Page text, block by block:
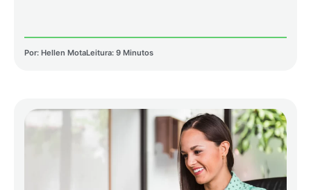
Por: Hellen MotaLeitura: 9 Minutos